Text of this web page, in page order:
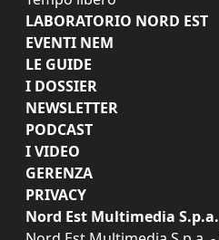
LABORATORIO NORD EST
EVENTI NEM
LE GUIDE
I DOSSIER
NEWSLETTER
PODCAST
I VIDEO
GERENZA
PRIVACY
Nord Est Multimedia S.p.a.